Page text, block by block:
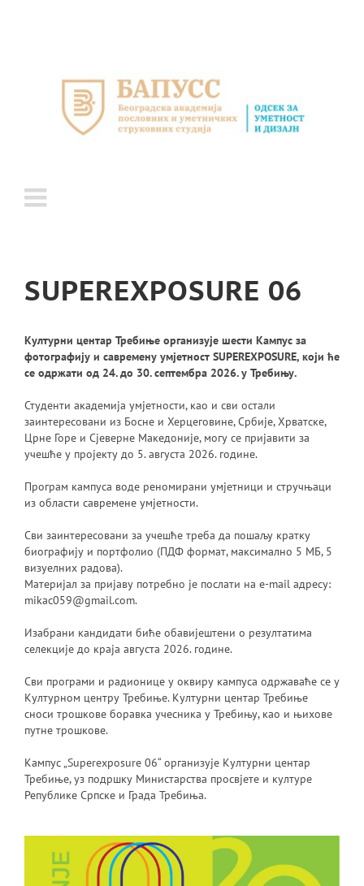
SUPEREXPOSURE 06
Културни центар Требиње организује шести Кампус за
фотографију и савремену умјетност SUPEREXPOSURE, који ће
се одржати од 24. до 30. септембра 2026. у Требињу.
Студенти академија умјетности, као и сви остали
заинтересовани из Босне и Херцеговине, Србије, Хрватске,
Црне Горе и Сјеверне Македоније, могу се пријавити за
учешће у пројекту до 5. августа 2026. године.
Програм кампуса воде реномирани умјетници и стручњаци
из области савремене умјетности.
Сви заинтересовани за учешће треба да пошаљу кратку
биографију и портфолио (ПДФ формат, максимално 5 МБ, 5
визуелних радова).
Материјал за пријаву потребно је послати на е-mail адресу:
mikac059@gmail.com.
Изабрани кандидати биће обавијештени о резултатима
селекције до краја августа 2026. године.
Сви програми и радионице у оквиру кампуса одржаваће се у
Културном центру Требиње. Културни центар Требиње
сноси трошкове боравка учесника у Требињу, као и њихове
путне трошкове.
Кампус „Superexposure 06“ организује Културни центар
Требиње, уз подршку Министарства просвјете и културе
Републике Српске и Града Требиња.